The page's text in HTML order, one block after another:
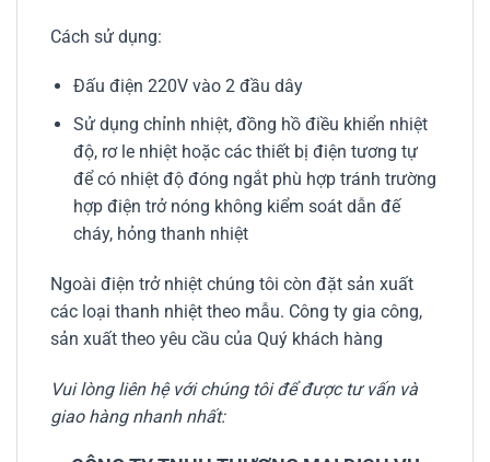
Cách sử dụng:
Đấu điện 220V vào 2 đầu dây
Sử dụng chỉnh nhiệt, đồng hồ điều khiển nhiệt
độ, rơ le nhiệt hoặc các thiết bị điện tương tự
để có nhiệt độ đóng ngắt phù hợp tránh trường
hợp điện trở nóng không kiểm soát dẫn đế
cháy, hỏng thanh nhiệt
Ngoài điện trở nhiệt chúng tôi còn đặt sản xuất
các loại thanh nhiệt theo mẫu. Công ty gia công,
sản xuất theo yêu cầu của Quý khách hàng
Vui lòng liên hệ với chúng tôi để được tư vấn và
giao hàng nhanh nhất: